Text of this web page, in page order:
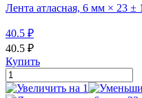
Лента атласная, 6 мм × 23
40.5 ₽
40.5 ₽
Купить